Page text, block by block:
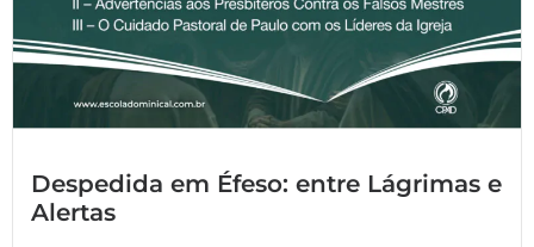
Despedida em Éfeso: entre Lágrimas e
Alertas